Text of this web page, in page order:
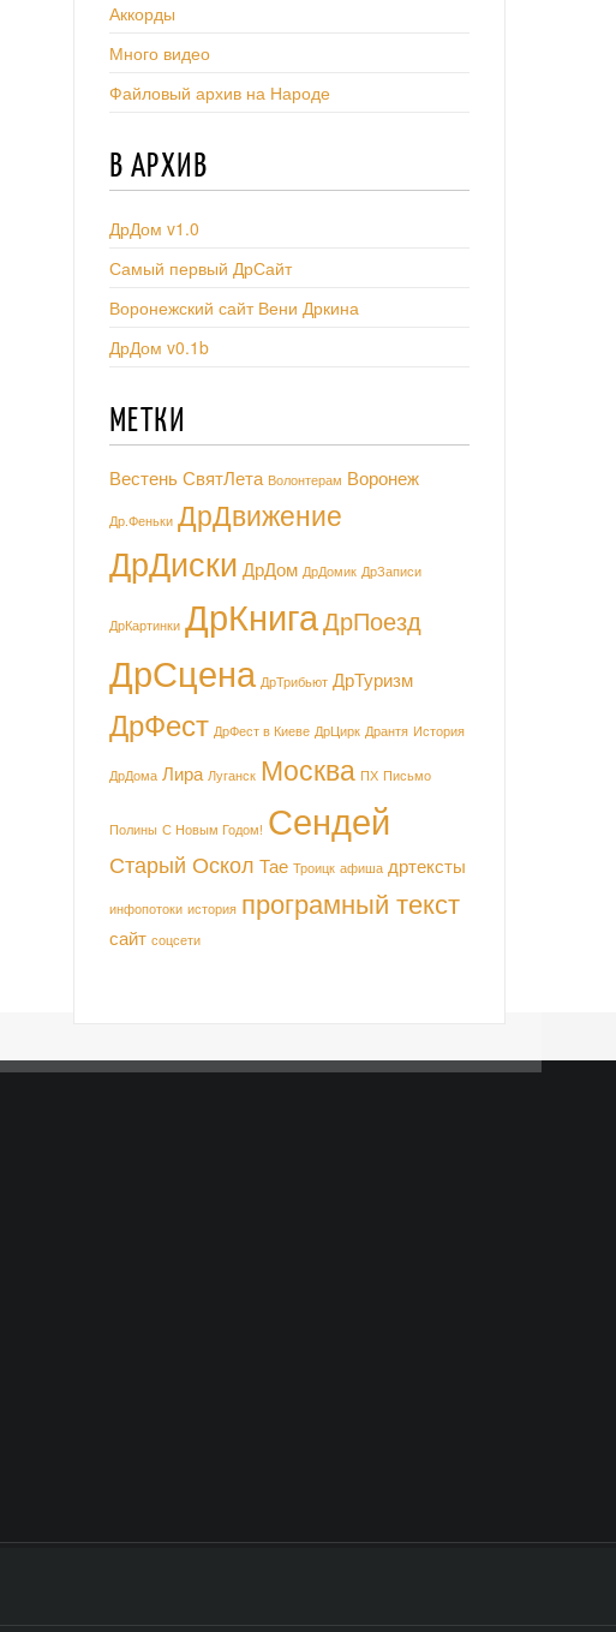
Аккорды
Много видео
Файловый архив на Народе
В АРХИВ
ДрДом v1.0
Самый первый ДрСайт
Воронежский сайт Вени Дркина
ДрДом v0.1b
МЕТКИ
Вестень СвятЛета Волонтерам Воронеж
Др.Феньки ДрДвижение
ДрДиски ДрДом ДрДомик ДрЗаписи
ДрКартинки ДрКнигаДрПоезд
ДрСцена ДрТрибьют ДрТуризм
ДрФест ДрФест в Киеве ДрЦирк Дрантя История
ДрДома Лира Луганск Москва ПХ Письмо
Полины С Новым Годом! Сендей
Старый Оскол Тае Троицк афиша дртексты
инфопотоки история програмный текст
сайт соцсети